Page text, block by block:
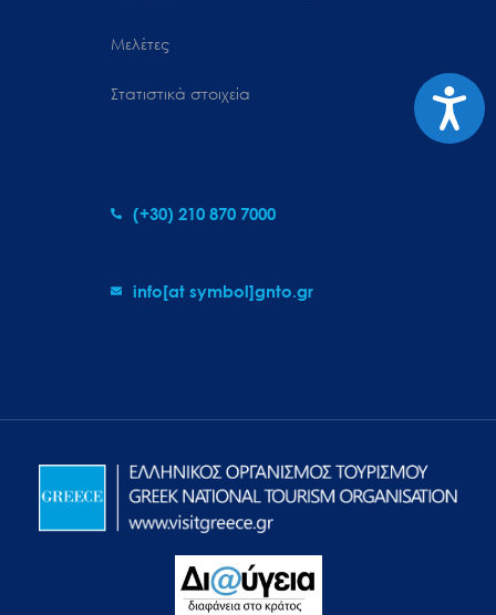
Μελέτες
Στατιστικά στοιχεία
(+30) 210 870 7000
info[at symbol]gnto.gr